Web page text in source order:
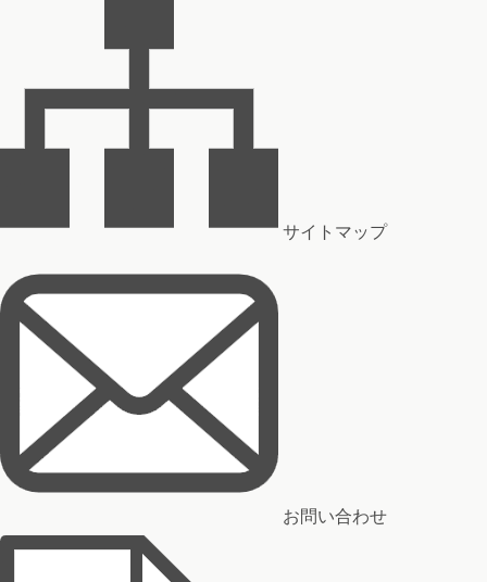
サイトマップ
お問い合わせ